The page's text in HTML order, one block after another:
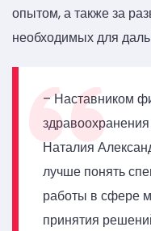
опытом, а также за
необходимых для
– Наставником
Наталия
лучше понять
работы в сфере
принятия